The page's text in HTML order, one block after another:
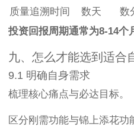
质量追溯时间
数天 数
投资回报周期通常为8-14个
九、怎么才能选到适合
9.1 明确自身需求
梳理核心痛点与必达目标。
区分刚需功能与锦上添花功